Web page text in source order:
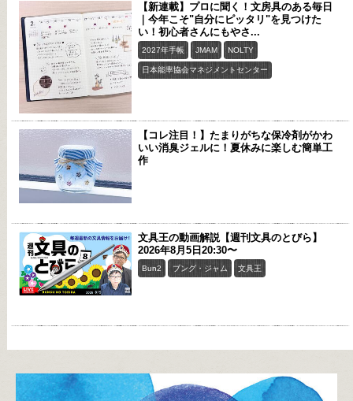
【新連載】プロに聞く！文房具のある毎日
｜今年こそ"自分にピッタリ"を見つけた
い！初心者さんにもやさ...
2027年手帳 JMAM NOLTY
日本能率協会マネジメントセンター
【コレ注目！】たまりがちな保冷剤がかわ
いい消臭ジェルに！夏休みに楽しむ簡単工
作
文具王の動画解説【週刊文具のとびら】
2026年8月5日20:30〜
Bun2 ブング・ジャム 文具王